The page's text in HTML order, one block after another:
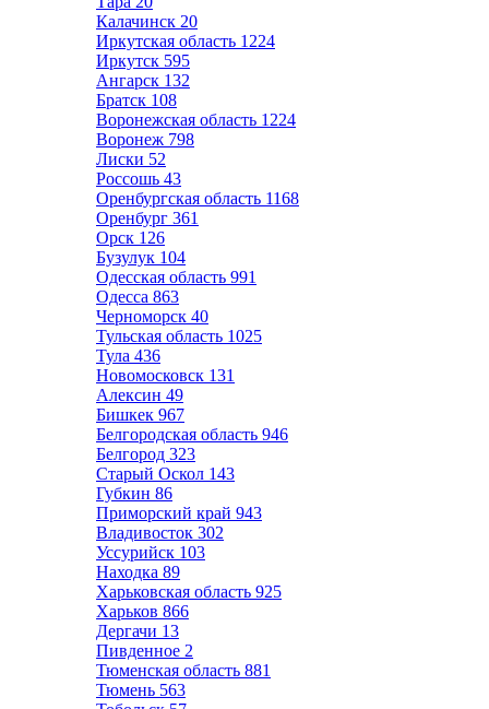
Калачинск 20
Иркутская область 1224
Иркутск 595
Ангарск 132
Братск 108
Воронежская область 1224
Воронеж 798
Лиски 52
Россошь 43
Оренбургская область 1168
Оренбург 361
Орск 126
Бузулук 104
Одесская область 991
Одесса 863
Черноморск 40
Тульская область 1025
Тула 436
Новомосковск 131
Алексин 49
Бишкек 967
Белгородская область 946
Белгород 323
Старый Оскол 143
Губкин 86
Приморский край 943
Владивосток 302
Уссурийск 103
Находка 89
Харьковская область 925
Харьков 866
Дергачи 13
Пивденное 2
Тюменская область 881
Тюмень 563